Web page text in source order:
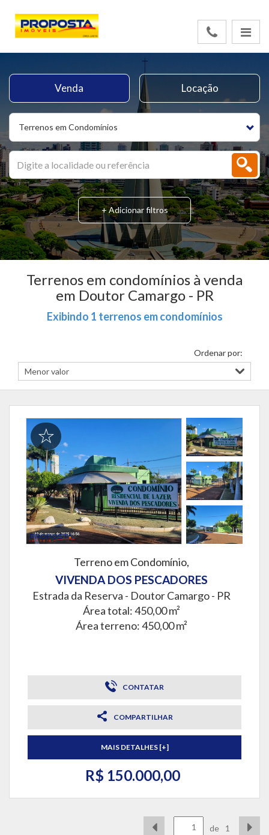
Terrenos em Condomínios
Venda Locação
+ Adicionar filtros
Terrenos em condomínios à venda
em Doutor Camargo - PR
Exibindo 1 terrenos em condomínios
Ordenar por:
Terreno em Condomínio,
VIVENDA DOS PESCADORES
Estrada da Reserva - Doutor Camargo - PR
Área total: 450,00 m²
Área terreno: 450,00 m²
CONTATAR
COMPARTILHAR
MAIS DETALHES [+]
R$ 150.000,00
de 1